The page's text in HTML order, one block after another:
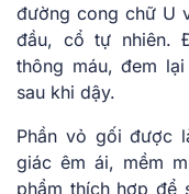
đường cong chữ U
đầu, cổ tự nhiên.
thông máu, đem
sau khi dậy.
Phần vỏ gối được
giác êm ái, mềm
phẩm thích hợp để